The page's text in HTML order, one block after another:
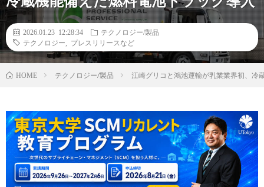
2026.01.23 12:28:34
テクノロジー/製品
テクノロジー
プレスリリースなど
HOME テクノロジー/製品 江崎グリコと鴻池運輸が乳業業界初、冷